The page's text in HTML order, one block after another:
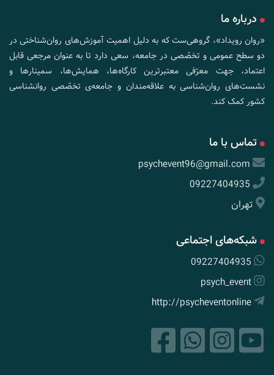
درباره ما
«روان رویداد»، گروهی‌ست که به دلیل اهمیت آموزش‌های روان‌شناختی در
دو سطح عمومی و تخصّصی در جامعه، سعی دارد تا به عنوان مرجعی قابل
اعتماد، جهت معرّفی معتبرترین کارگاه‌ها، همایش‌ها، سمینارها و
نشست‌های روان‌شناسی به علاقه‌مندان و جامعه‌ی تخصّصی روانشناسی
کشور کمک کند.
تماس با ما
psychevent96@gmail.com
09227404935
تهران
شبکه‌های اجتماعی
09227404935
psych_event
http://psycheventonline